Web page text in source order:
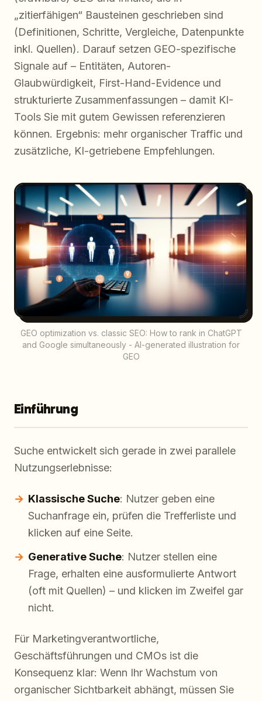
„zitierfähigen“ Bausteinen geschrieben sind
(Definitionen, Schritte, Vergleiche, Datenpunkte
inkl. Quellen). Darauf setzen GEO-spezifische
Signale auf – Entitäten, Autoren-
Glaubwürdigkeit, First-Hand-Evidence und
strukturierte Zusammenfassungen – damit KI-
Tools Sie mit gutem Gewissen referenzieren
können. Ergebnis: mehr organischer Traffic und
zusätzliche, KI-getriebene Empfehlungen.
GEO optimization vs. classic SEO: How to rank in ChatGPT
and Google simultaneously - AI-generated illustration for
GEO
Einführung
Suche entwickelt sich gerade in zwei parallele
Nutzungserlebnisse:
Klassische Suche: Nutzer geben eine
Suchanfrage ein, prüfen die Trefferliste und
klicken auf eine Seite.
Generative Suche: Nutzer stellen eine
Frage, erhalten eine ausformulierte Antwort
(oft mit Quellen) – und klicken im Zweifel gar
nicht.
Für Marketingverantwortliche,
Geschäftsführungen und CMOs ist die
Konsequenz klar: Wenn Ihr Wachstum von
organischer Sichtbarkeit abhängt, müssen Sie